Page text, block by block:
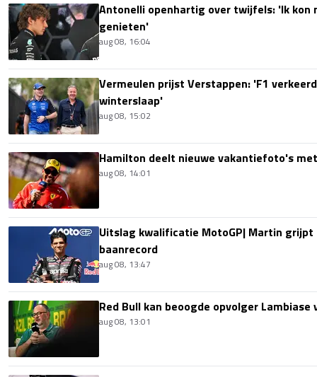
Antonelli openhartig over twijfels: 'Ik kon
genieten'
aug 08, 16:04
Vermeulen prijst Verstappen: 'F1
winterslaap'
aug 08, 15:02
Hamilton deelt nieuwe vakantiefoto's
aug 08, 14:01
Uitslag kwalificatie MotoGP| Martin
baanrecord
aug 08, 13:47
Red Bull kan beoogde opvolger
aug 08, 13:01